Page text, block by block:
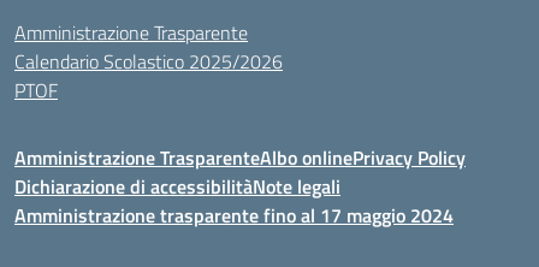
Amministrazione Trasparente
Calendario Scolastico 2025/2026
PTOF
Amministrazione TrasparenteAlbo onlinePrivacy Policy
Dichiarazione di accessibilitàNote legali
Amministrazione trasparente fino al 17 maggio 2024